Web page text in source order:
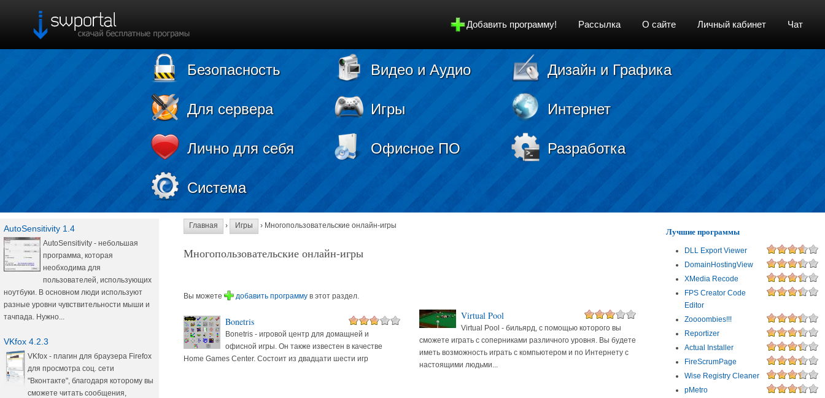
Добавить программу! Рассылка О сайте Личный кабинет Чат
Безопасность Видео и Аудио Дизайн и Графика
Для сервера Игры Интернет
Лично для себя Офисное ПО Разработка
Система
AutoSensitivity 1.4
AutoSensitivity - небольшая
программа, которая
необходима для
пользователей, использующих
ноутбуки. В основном люди используют
разные уровни чувствительности мыши и
тачпада. Нужно...
VKfox 4.2.3
VKfox - плагин для браузера Firefox
для просмотра соц. сети
"Вконтакте", благодаря которому вы
сможете читать сообщения,
Главная › Игры › Многопользовательские онлайн-игры
Многопользовательские онлайн-игры
Вы можете добавить программув этот раздел.
Bonetris
Bonetris - игровой центр для домащней и
офисной игры. Он также известен в качестве
Home Games Center. Состоит из двадцати шести игр
Virtual Pool
Virtual Pool - бильярд, с помощью которого вы
сможете играть с соперниками различного уровня. Вы будете
иметь возможность играть с компьютером и по Интернету с
настоящими людьми...
Лучшие программы
DLL Export Viewer
DomainHostingView
XMedia Recode
FPS Creator Code
Editor
Zoooombies!!!
Reportizer
Actual Installer
FireScrumPage
Wise Registry Cleaner
pMetro